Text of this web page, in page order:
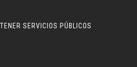
SERVICIOS PÚBLICOS